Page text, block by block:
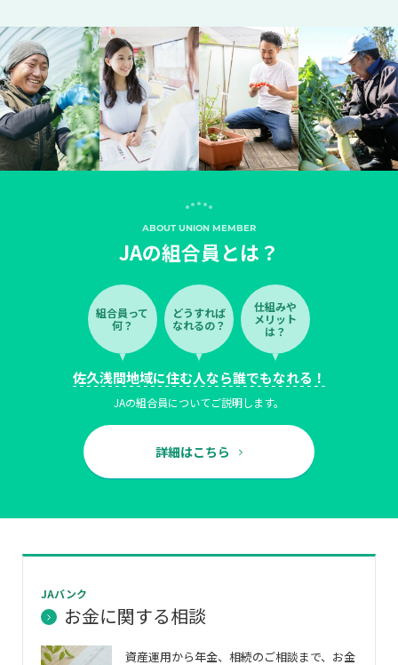
ABOUT UNION MEMBER
JAの組合員とは？
組合員って
何？
どうすれば
なれるの？
仕組みや
メリット
は？
佐久浅間地域に住む人なら誰でもなれる！
JAの組合員についてご説明します。
詳細はこちら
JAバンク
お金に関する相談
資産運用から年金、相続のご相談まで、お金